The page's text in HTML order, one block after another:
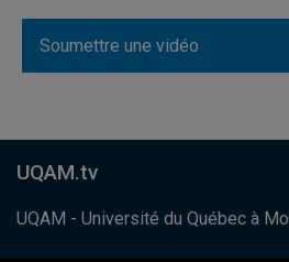
Soumettre une vidéo
UQAM - Université du Québec à
UQAM.tv